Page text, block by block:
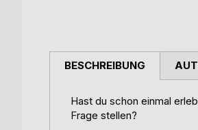
BESCHREIBUNG
Hast du schon einmal
Frage stellen?